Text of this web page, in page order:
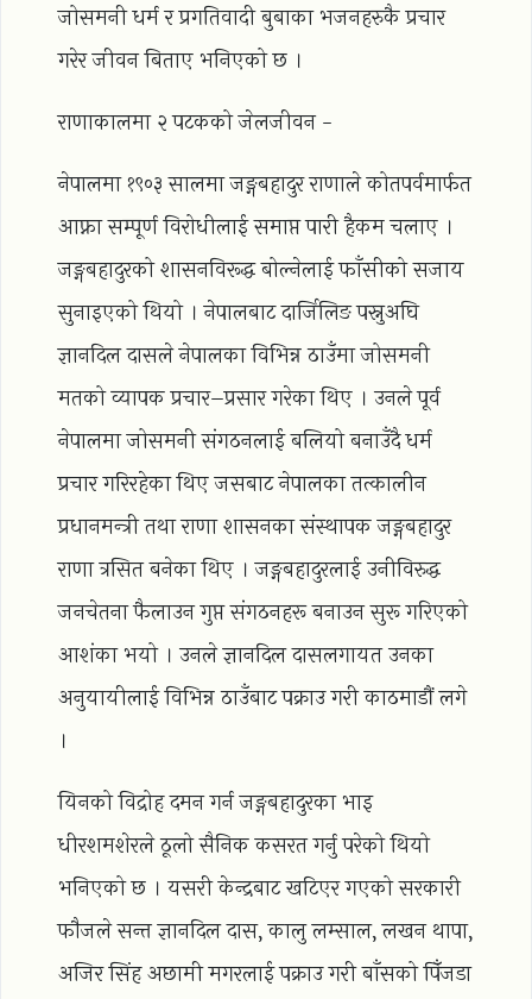
जोसमनी धर्म र प्रगतिवादी बुबाका भजनहरुकै प्रचार
गरेर जीवन बिताए भनिएको छ ।
राणाकालमा २ पटकको जेलजीवन -
नेपालमा १९०३ सालमा जङ्गबहादुर राणाले कोतपर्वमार्फत
आफ्ना सम्पूर्ण विरोधीलाई समाप्त पारी हैकम चलाए ।
जङ्गबहादुरको शासनविरूद्ध बोल्नेलाई फाँसीको सजाय
सुनाइएको थियो । नेपालबाट दार्जिलिङ पस्नुअघि
ज्ञानदिल दासले नेपालका विभिन्न ठाउँमा जोसमनी
मतको व्यापक प्रचार–प्रसार गरेका थिए । उनले पूर्व
नेपालमा जोसमनी संगठनलाई बलियो बनाउँदै धर्म
प्रचार गरिरहेका थिए जसबाट नेपालका तत्कालीन
प्रधानमन्त्री तथा राणा शासनका संस्थापक जङ्गबहादुर
राणा त्रसित बनेका थिए । जङ्गबहादुरलाई उनीविरुद्ध
जनचेतना फैलाउन गुप्त संगठनहरू बनाउन सुरू गरिएको
आशंका भयो । उनले ज्ञानदिल दासलगायत उनका
अनुयायीलाई विभिन्न ठाउँबाट पक्राउ गरी काठमाडौं लगे
।
यिनको विद्रोह दमन गर्न जङ्गबहादुरका भाइ
धीरशमशेरले ठूलो सैनिक कसरत गर्नु परेको थियो
भनिएको छ । यसरी केन्द्रबाट खटिएर गएको सरकारी
फौजले सन्त ज्ञानदिल दास, कालु लम्साल, लखन थापा,
अजिर सिंह अछामी मगरलाई पक्राउ गरी बाँसको पिँजडा